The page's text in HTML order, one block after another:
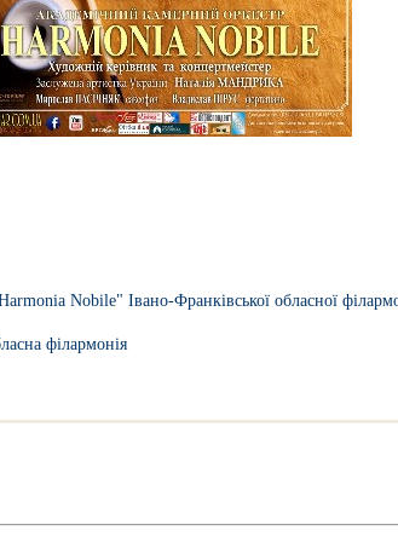
Nobile" Івано-Франківської обласної
філармонія